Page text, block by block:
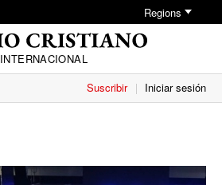
Regions
INTERNACIONAL
Suscribir Iniciar sesión